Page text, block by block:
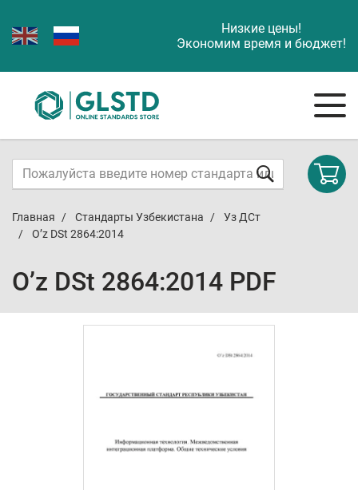
Низкие цены!
Экономим время и бюджет!
Главная Стандарты Узбекистана
Уз ДСт
O’z DSt 2864:2014
O’z DSt 2864:2014 PDF